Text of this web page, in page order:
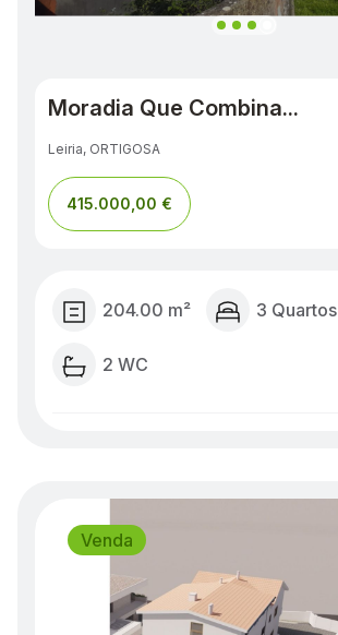
Vender
Arrendar
Moradia Que Combina...
Leiria, ORTIGOSA
415.000,00 €
204.00 m² 3 Quartos
2 WC
Venda